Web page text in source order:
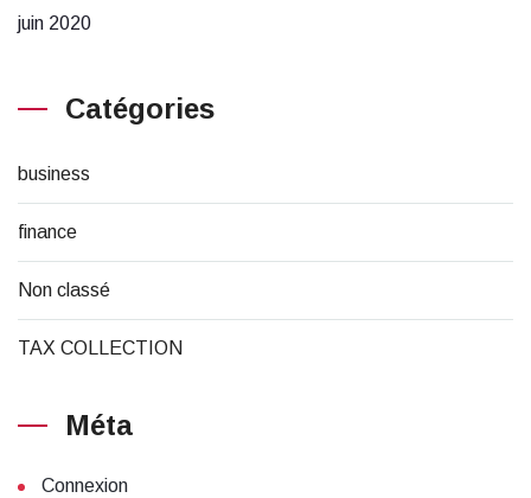
juin 2020
Catégories
business
finance
Non classé
TAX COLLECTION
Méta
Connexion